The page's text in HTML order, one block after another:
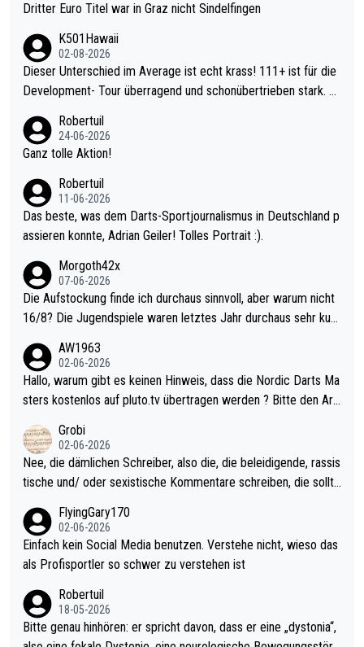
Dritter Euro Titel war in Graz nicht Sindelfingen
K501Hawaii
02-08-2026
Dieser Unterschied im Average ist echt krass! 111+ ist für die
Development- Tour überragend und schonübertrieben stark. U
mal 40+ erst recht. Da gewinnst keinen Blumentopf - ist ja noc
h krasser wie ein Pokalspiel eines Kreisligisten vs einem Bund
Robertuil
24-06-2026
Ganz tolle Aktion!
Robertuil
11-06-2026
Das beste, was dem Darts-Sportjournalismus in Deutschland p
assieren konnte, Adrian Geiler! Tolles Portrait :).
Morgoth42x
07-06-2026
Die Aufstockung finde ich durchaus sinnvoll, aber warum nicht
16/8? Die Jugendspiele waren letztes Jahr durchaus sehr kurz
Allerdings ist Mitchell Lawrie als Nummer 1 der Welt eh qualifi
ziert. Somit ändert die automatische Qualifikation des Weltmei
sters erstmal nichts. Ich denke sie wollen damit für nächstes J
ohl wenig WDF Turniere spielen. Dies war bei Archie Self letzt
es Jahr der Fall. Er musste als amtierender Weltmeister durch
den Qualifier und ich glaube kaum, dass Mitchel sich das (in Ve
el hat.
AW1963
02-06-2026
Hallo, warum gibt es keinen Hinweis, dass die Nordic Darts Ma
sters kostenlos auf pluto.tv übertragen werden ? Bitte den Arti
Grobi
02-06-2026
Nee, die dämlichen Schreiber, also die, die beleidigende, rassis
tische und/ oder sexistische Kommentare schreiben, die sollte
s Leben in den Griff kriegen. Nur eins wundert mich: Luke Little
r war doch neulich erst derjenige, der über Social Media GvV p
rovoziert hat. Und Littlers Mutter schießt öfters mal gegen Ric
FlyingGary170
02-06-2026
Einfach kein Social Media benutzen. Verstehe nicht, wieso das
als Profisportler so schwer zu verstehen ist
Robertuil
18-05-2026
Bitte genau hinhören: er spricht davon, dass er eine „dystonia“,